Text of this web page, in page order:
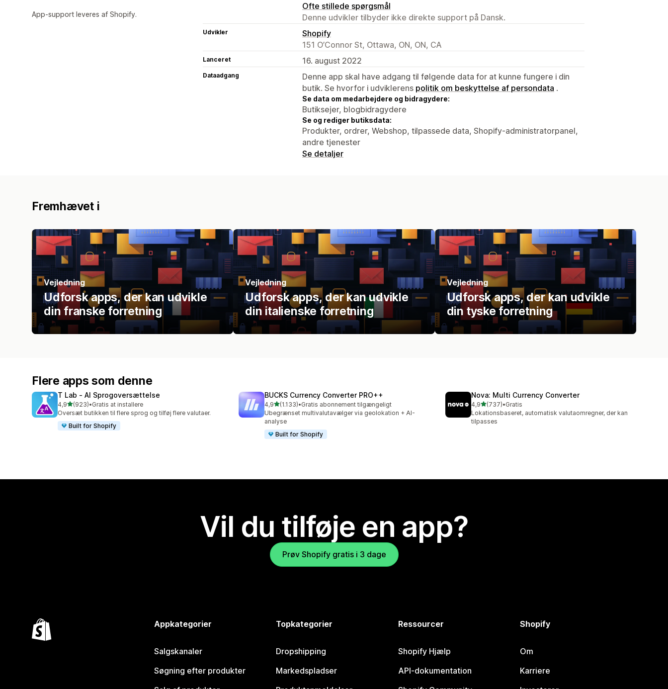
App-support leveres af Shopify.
Ofte stillede spørgsmål
Denne udvikler tilbyder ikke direkte support på Dansk.
Udvikler
Shopify
151 O’Connor St, Ottawa, ON, ON, CA
Lanceret 16. august 2022
Dataadgang
Denne app skal have adgang til følgende data for at kunne fungere i din
butik. Se hvorfor i udviklerens politik om beskyttelse af persondata .
Se data om medarbejdere og bidragydere:
Butiksejer, blogbidragydere
Se og rediger butiksdata:
Produkter, ordrer, Webshop, tilpassede data, Shopify-administratorpanel,
andre tjenester
Se detaljer
Fremhævet i
Vejledning
Udforsk apps, der kan udvikle
din franske forretning
Vejledning
Udforsk apps, der kan udvikle
din italienske forretning
Vejledning
Udforsk apps, der kan udvikle
din tyske forretning
Flere apps som denne
T Lab ‑ AI Sprogoversættelse
4,9ud af 5 stjerner
(923)
923 anmeldelser i alt
•Gratis at installere
Oversæt butikken til flere sprog og tilføj flere valutaer.
Built for Shopify
BUCKS Currency Converter PRO++
4,9ud af 5 stjerner
(1.133)
1133 anmeldelser i alt
•Gratis abonnement tilgængeligt
Ubegrænset multivalutavælger via geolokation + AI-
analyse
Built for Shopify
Nova: Multi Currency Converter
4,9ud af 5 stjerner
(737)
737 anmeldelser i alt
•Gratis
Lokationsbaseret, automatisk valutaomregner, der kan
tilpasses
Vil du tilføje en app?
Prøv Shopify gratis i 3 dage
Appkategorier
Salgskanaler
Søgning efter produkter
Topkategorier
Dropshipping
Markedspladser
Ressourcer
Shopify Hjælp
API-dokumentation
Shopify
Om
Karriere